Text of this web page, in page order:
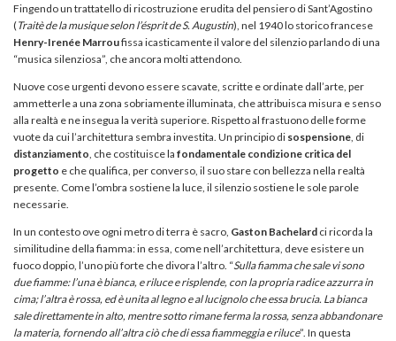
Fingendo un trattatello di ricostruzione erudita del pensiero di Sant’Agostino
(Traitè de la musique selon l’ésprit de S. Augustin), nel 1940 lo storico francese
Henry-Irenée Marroufissa icasticamente il valore del silenzio parlando di una
“musica silenziosa”, che ancora molti attendono.
Nuove cose urgenti devono essere scavate, scritte e ordinate dall’arte, per
ammetterle a una zona sobriamente illuminata, che attribuisca misura e senso
alla realtà e ne insegua la verità superiore. Rispetto al frastuono delle forme
vuote da cui l’architettura sembra investita. Un principio di sospensione , di
distanziamento , che costituisce la fondamentale condizione critica del
progetto e che qualifica, per converso, il suo stare con bellezza nella realtà
presente. Come l’ombra sostiene la luce, il silenzio sostiene le sole parole
necessarie.
In un contesto ove ogni metro di terra è sacro, Gaston Bachelard ci ricorda la
similitudine della fiamma: in essa, come nell’architettura, deve esistere un
fuoco doppio, l’uno più forte che divora l’altro. “Sulla fiamma che sale vi sono
due fiamme: l’una è bianca, e riluce e risplende, con la propria radice azzurra in
cima; l’altra è rossa, ed è unita al legno e al lucignolo che essa brucia. La bianca
sale direttamente in alto, mentre sotto rimane ferma la rossa, senza abbandonare
la materia, fornendo all’altra ciò che di essa fiammeggia e riluce”. In questa